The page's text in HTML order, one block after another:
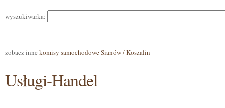
wyszukiwarka:
zobacz inne komisy samochodowe Sianów / Koszalin
Usługi-Handel